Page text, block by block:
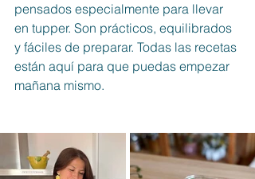
pensados especialmente para llevar
en tupper. Son prácticos, equilibrados
y fáciles de preparar. Todas las recetas
están aquí para que puedas empezar
mañana mismo.